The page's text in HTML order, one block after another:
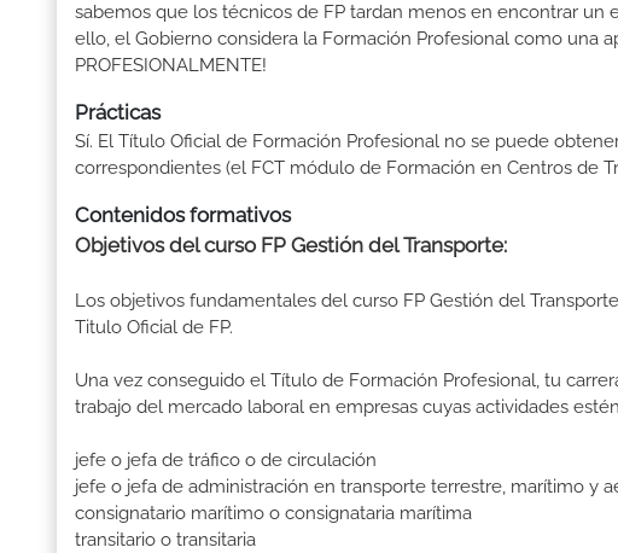
sabemos que los técnicos de FP tardan menos en encontrar
ello, el Gobierno considera la Formación Profesional como una
PROFESIONALMENTE!
Prácticas
Sí. El Título Oficial de Formación Profesional no se puede
correspondientes (el FCT módulo de Formación en Centros de
Contenidos formativos
Objetivos del curso FP Gestión del Transporte:
Los objetivos fundamentales del curso FP Gestión del
Titulo Oficial de FP.
Una vez conseguido el Título de Formación Profesional, tu
trabajo del mercado laboral en empresas cuyas actividades
jefe o jefa de tráfico o de circulación
jefe o jefa de administración en transporte terrestre, marítimo y
consignatario marítimo o consignataria marítima
transitario o transitaria